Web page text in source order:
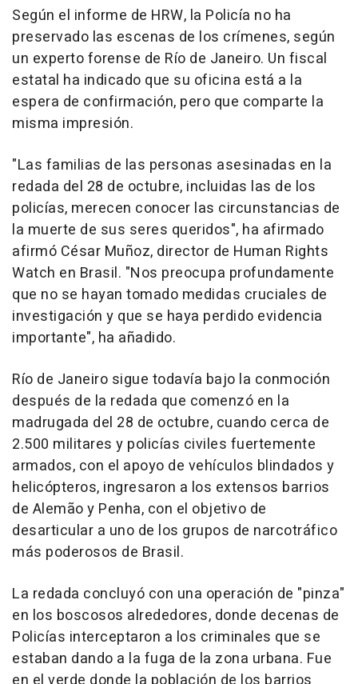
Según el informe de HRW, la Policía no ha
preservado las escenas de los crímenes, según
un experto forense de Río de Janeiro. Un fiscal
estatal ha indicado que su oficina está a la
espera de confirmación, pero que comparte la
misma impresión.
"Las familias de las personas asesinadas en la
redada del 28 de octubre, incluidas las de los
policías, merecen conocer las circunstancias de
la muerte de sus seres queridos", ha afirmado
afirmó César Muñoz, director de Human Rights
Watch en Brasil. "Nos preocupa profundamente
que no se hayan tomado medidas cruciales de
investigación y que se haya perdido evidencia
importante", ha añadido.
Río de Janeiro sigue todavía bajo la conmoción
después de la redada que comenzó en la
madrugada del 28 de octubre, cuando cerca de
2.500 militares y policías civiles fuertemente
armados, con el apoyo de vehículos blindados y
helicópteros, ingresaron a los extensos barrios
de Alemão y Penha, con el objetivo de
desarticular a uno de los grupos de narcotráfico
más poderosos de Brasil.
La redada concluyó con una operación de "pinza"
en los boscosos alrededores, donde decenas de
Policías interceptaron a los criminales que se
estaban dando a la fuga de la zona urbana. Fue